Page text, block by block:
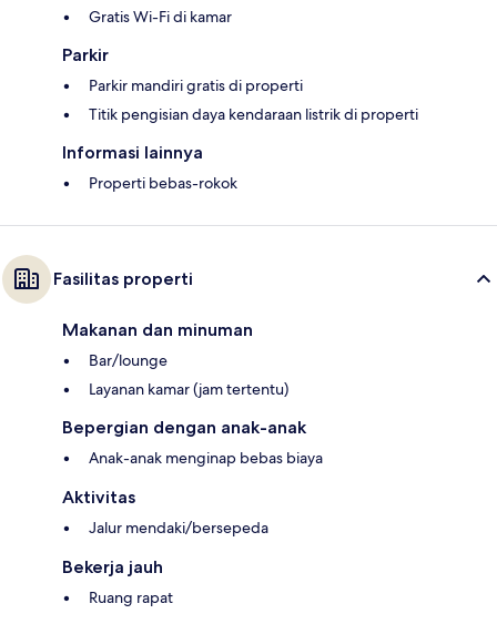
Gratis Wi-Fi di kamar
Parkir
Parkir mandiri gratis di properti
Titik pengisian daya kendaraan listrik di properti
Informasi lainnya
Properti bebas-rokok
Fasilitas properti
Makanan dan minuman
Bar/lounge
Layanan kamar (jam tertentu)
Bepergian dengan anak-anak
Anak-anak menginap bebas biaya
Aktivitas
Jalur mendaki/bersepeda
Bekerja jauh
Ruang rapat